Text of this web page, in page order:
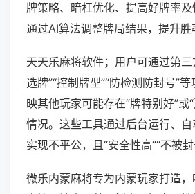
牌策略、暗杠优化、提高好牌率及
通过AI算法调整牌局结果，提升胜
天天乐麻将软件；用户可通过第三
选牌”“控制牌型”“防检测防封号”
映其他玩家可能存在“牌特别好”或
情况。这些工具通过后台运行、
实现不平公，且“安全性高”“不被封
微乐内蒙麻将专为内蒙玩家打造，